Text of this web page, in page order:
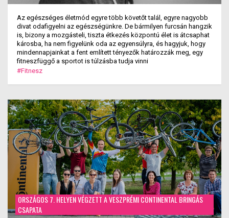
Az egészséges életmód egyre több követőt talál, egyre nagyobb
divat odafigyelni az egészségünkre. De bármilyen furcsán hangzik
is, bizony a mozgásteli, tiszta étkezés központú élet is átcsaphat
károsba, ha nem figyelünk oda az egyensúlyra, és hagyjuk, hogy
mindennapjainkat a fent említett tényezők határozzák meg, egy
fitneszfüggő a sportot is túlzásba tudja vinni
#Fitnesz
ORSZÁGOS 7. HELYEN VÉGZETT A VESZPRÉMI CONTINENTAL BRINGÁS
CSAPATA